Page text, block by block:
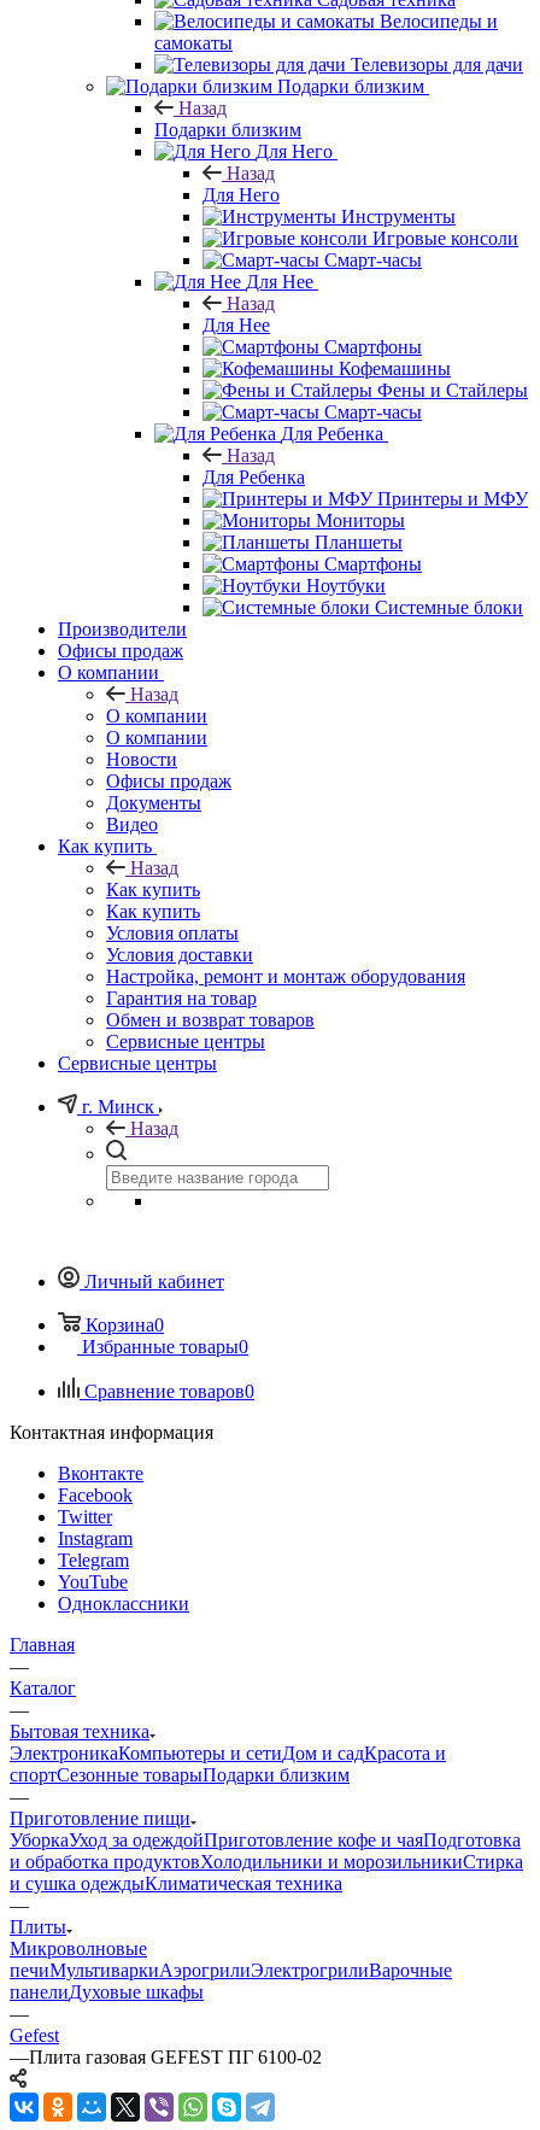
Велосипеды и
самокаты
Телевизоры для дачи
Подарки близким
Назад
Подарки близким
Для Него
Назад
Для Него
Инструменты
Игровые консоли
Смарт-часы
Для Нее
Назад
Для Нее
Смартфоны
Кофемашины
Фены и Стайлеры
Смарт-часы
Для Ребенка
Назад
Для Ребенка
Принтеры и МФУ
Мониторы
Планшеты
Смартфоны
Ноутбуки
Системные блоки
Производители
Офисы продаж
О компании
Назад
О компании
О компании
Новости
Офисы продаж
Документы
Видео
Как купить
Назад
Как купить
Как купить
Условия оплаты
Условия доставки
Настройка, ремонт и монтаж оборудования
Гарантия на товар
Обмен и возврат товаров
Сервисные центры
Сервисные центры
г. Минск
Назад
Личный кабинет
Корзина0
Избранные товары0
Сравнение товаров0
Контактная информация
Вконтакте
Facebook
Twitter
Instagram
Telegram
YouTube
Одноклассники
Главная
—
Каталог
—
Бытовая техника
ЭлектроникаКомпьютеры и сетиДом и садКрасота и
спортСезонные товарыПодарки близким
—
Приготовление пищи
УборкаУход за одеждойПриготовление кофе и чаяПодготовка
и обработка продуктовХолодильники и морозильникиСтирка
и сушка одеждыКлиматическая техника
—
Плиты
Микроволновые
печиМультиваркиАэрогрилиЭлектрогрилиВарочные
панелиДуховые шкафы
—
Gefest
—Плита газовая GEFEST ПГ 6100-02